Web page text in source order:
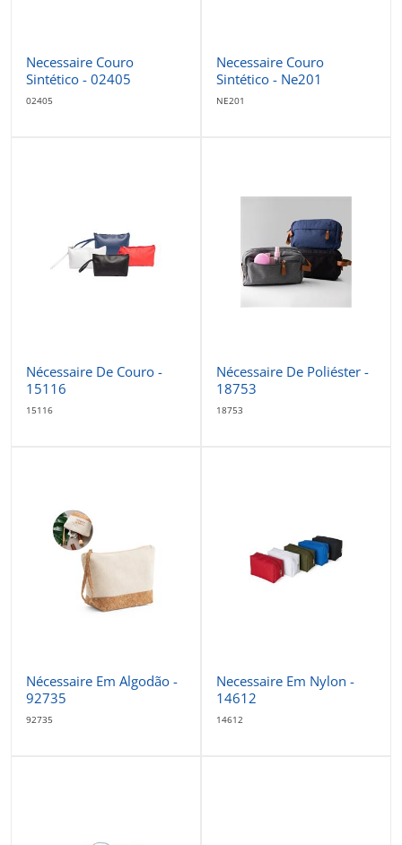
Necessaire Couro
Sintético - 02405
02405
Necessaire Couro
Sintético - Ne201
NE201
Nécessaire De Couro -
15116
15116
Nécessaire De Poliéster -
18753
18753
Nécessaire Em Algodão -
92735
92735
Necessaire Em Nylon -
14612
14612